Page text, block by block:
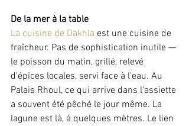
De la mer à la table
La cuisine de Dakhla est une cuisine de
fraîcheur. Pas de sophistication inutile —
le poisson du matin, grillé, relevé
d'épices locales, servi face à l'eau. Au
Palais Rhoul, ce qui arrive dans l'assiette
a souvent été pêché le jour même. La
lagune est là, à quelques mètres. Le lien